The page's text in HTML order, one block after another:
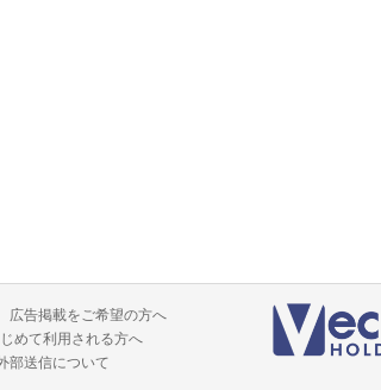
広告掲載をご希望の方へ
めて利用される方へ
部送信について